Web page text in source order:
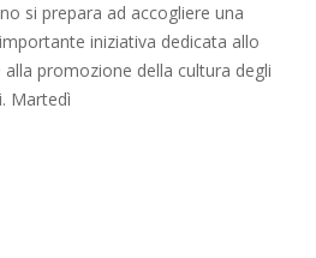
si prepara ad accogliere una
iniziativa dedicata allo
alla promozione della cultura degli
Martedì